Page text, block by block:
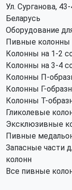
Ул. Сурганова,
Беларусь
Оборудование
Пивные колонны
Колонны на 1-2
Колонны на 3-4
Колонны П-
Колонны Г-
Колонны Т-
Гликолевые
Эксклюзивные
Пивные
Запасные части
колонн
Все пивные